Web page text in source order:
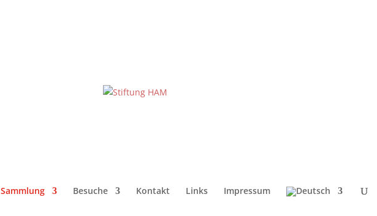
Sammlung Besuche Kontakt Links Impressum